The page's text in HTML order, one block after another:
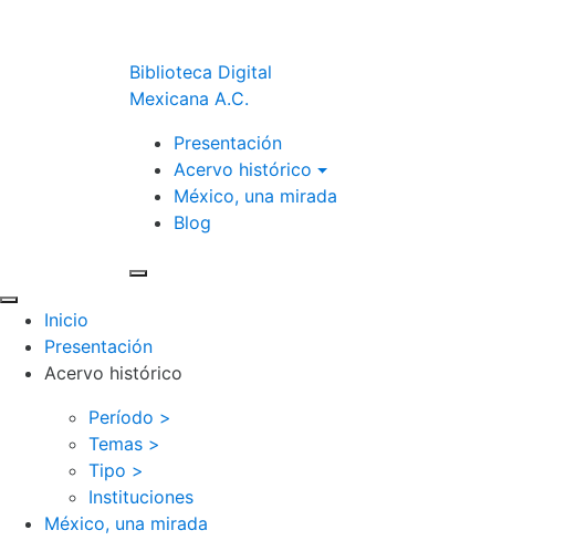
Biblioteca Digital
Mexicana A.C.
Presentación
Acervo histórico
México, una mirada
Blog
Inicio
Presentación
Acervo histórico
Período >
Temas >
Tipo >
Instituciones
México, una mirada